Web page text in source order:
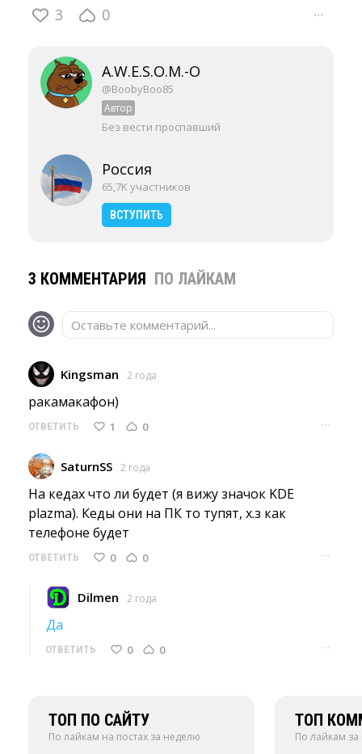
3 0 ···
A.W.E.S.O.M.-O
@BoobyBoo85
Автор
Без вести проспавший
Россия
65,7K участников
ВСТУПИТЬ
3 КОММЕНТАРИЯ ПО ЛАЙКАМ
Оставьте комментарий...
Kingsman 2 года
ракамакафон)
ОТВЕТИТЬ 1 0 ···
SaturnSS 2 года
На кедах что ли будет (я вижу значок KDE
plazma). Кеды они на ПК то тупят, х.з как
телефоне будет
ОТВЕТИТЬ 0 0 ···
Dilmen 2 года
Да
ОТВЕТИТЬ 0 0 ···
ТОП ПО САЙТУ
По лайкам на постах за неделю
ТОП
По лайкам